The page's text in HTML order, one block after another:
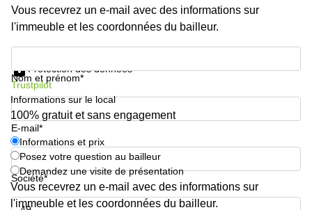
Vous recevrez un e-mail avec des informations sur
l'immeuble et les coordonnées du bailleur.
Nom et prénom*
E-mail*
Société*
Protection des données
Trustpilot
Informations sur le local
100% gratuit et sans engagement
Informations et prix
Posez votre question au bailleur
Demandez une visite de présentation
Vous recevrez un e-mail avec des informations sur
l'immeuble et les coordonnées du bailleur.